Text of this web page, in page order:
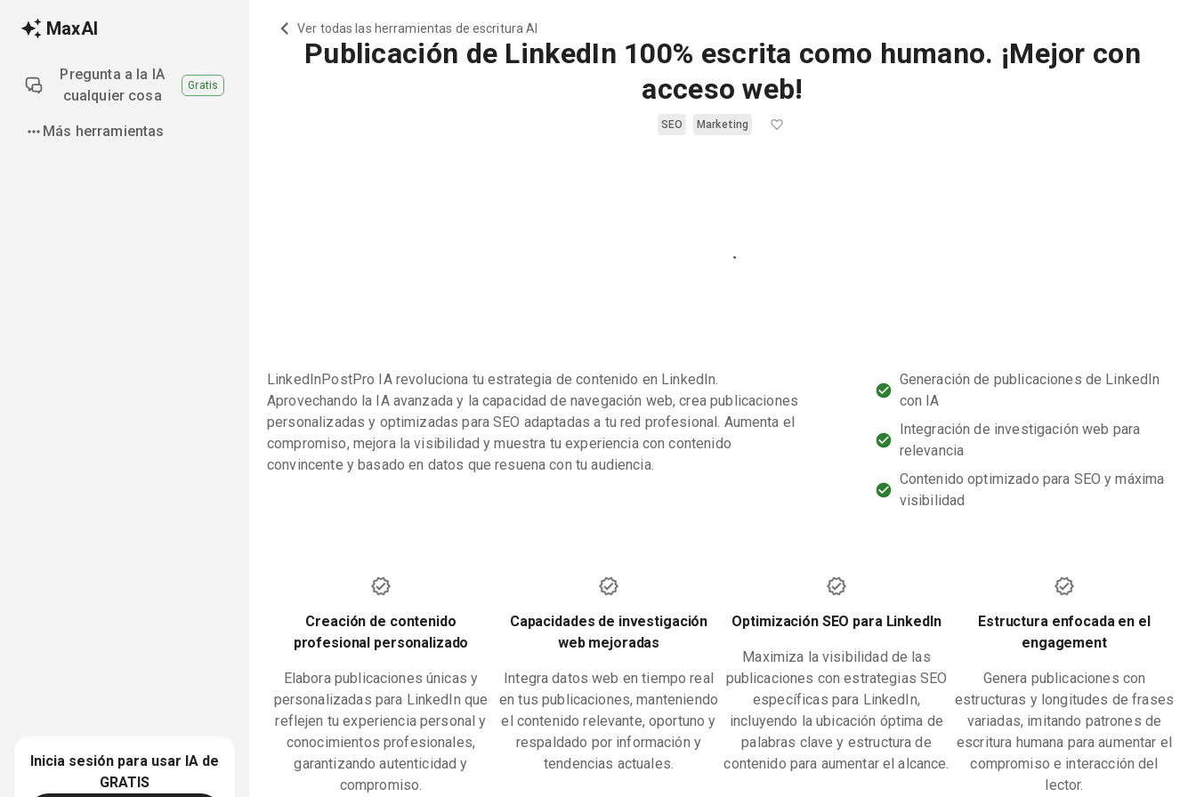
MaxAI
Pregunta a la IA
cualquier cosa
Gratis
Más herramientas
Inicia sesión para usar IA de
GRATIS
Ver todas las herramientas de escritura AI
Publicación de LinkedIn 100% escrita como humano. ¡Mejor con
acceso web!
SEO Marketing
LinkedInPostPro IA revoluciona tu estrategia de contenido en LinkedIn.
Aprovechando la IA avanzada y la capacidad de navegación web, crea publicaciones
personalizadas y optimizadas para SEO adaptadas a tu red profesional. Aumenta el
compromiso, mejora la visibilidad y muestra tu experiencia con contenido
convincente y basado en datos que resuena con tu audiencia.
Generación de publicaciones de LinkedIn
con IA
Integración de investigación web para
relevancia
Contenido optimizado para SEO y máxima
visibilidad
Creación de contenido
profesional personalizado
Elabora publicaciones únicas y
personalizadas para LinkedIn que
reflejen tu experiencia personal y
conocimientos profesionales,
garantizando autenticidad y
compromiso.
Capacidades de investigación
web mejoradas
Integra datos web en tiempo real
en tus publicaciones, manteniendo
el contenido relevante, oportuno y
respaldado por información y
tendencias actuales.
Optimización SEO para LinkedIn
Maximiza la visibilidad de las
publicaciones con estrategias SEO
específicas para LinkedIn,
incluyendo la ubicación óptima de
palabras clave y estructura de
contenido para aumentar el alcance.
Estructura enfocada en el
engagement
Genera publicaciones con
estructuras y longitudes de frases
variadas, imitando patrones de
escritura humana para aumentar el
compromiso e interacción del
lector.